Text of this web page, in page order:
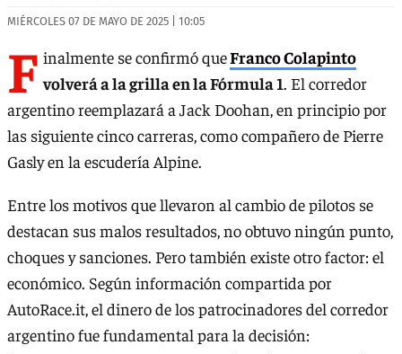
MIÉRCOLES 07 DE MAYO DE 2025 | 10:05
F inalmente se confirmó queFranco Colapinto
volverá a la grilla en la Fórmula 1. El corredor
argentino reemplazará a Jack Doohan, en principio por
las siguiente cinco carreras, como compañero de Pierre
Gasly en la escudería Alpine.
Entre los motivos que llevaron al cambio de pilotos se
destacan sus malos resultados, no obtuvo ningún punto,
choques y sanciones. Pero también existe otro factor: el
económico. Según información compartida por
AutoRace.it, el dinero de los patrocinadores del corredor
argentino fue fundamental para la decisión: